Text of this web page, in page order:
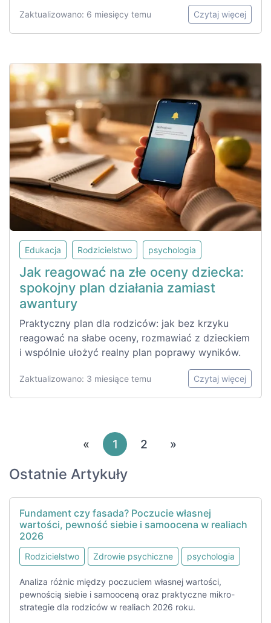
Zaktualizowano: 6 miesięcy temu Czytaj więcej
Edukacja Rodzicielstwo psychologia
Jak reagować na złe oceny dziecka:
spokojny plan działania zamiast
awantury
Praktyczny plan dla rodziców: jak bez krzyku
reagować na słabe oceny, rozmawiać z dzieckiem
i wspólnie ułożyć realny plan poprawy wyników.
Zaktualizowano: 3 miesiące temu Czytaj więcej
« 1 2 »
Ostatnie Artykuły
Fundament czy fasada? Poczucie własnej
wartości, pewność siebie i samoocena w realiach
2026
Rodzicielstwo Zdrowie psychiczne psychologia
Analiza różnic między poczuciem własnej wartości,
pewnością siebie i samooceną oraz praktyczne mikro-
strategie dla rodziców w realiach 2026 roku.